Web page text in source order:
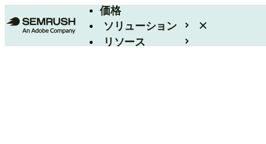
価格
ソリューション
リソース